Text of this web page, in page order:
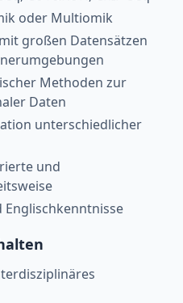
oder Multiomik
großen Datensätzen
Methoden zur
Daten
unterschiedlicher
und
Englischkenntnisse